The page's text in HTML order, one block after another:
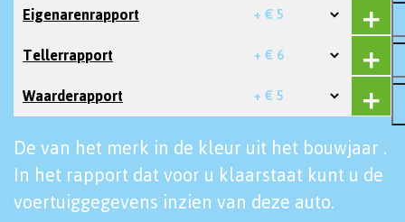
Eigenarenrapport + € 5
Tellerrapport + € 6
Waarderapport + € 5
De van het merk in de kleur uit het bouwjaar .
In het rapport dat voor u klaarstaat kunt u de
voertuiggegevens inzien van deze auto.